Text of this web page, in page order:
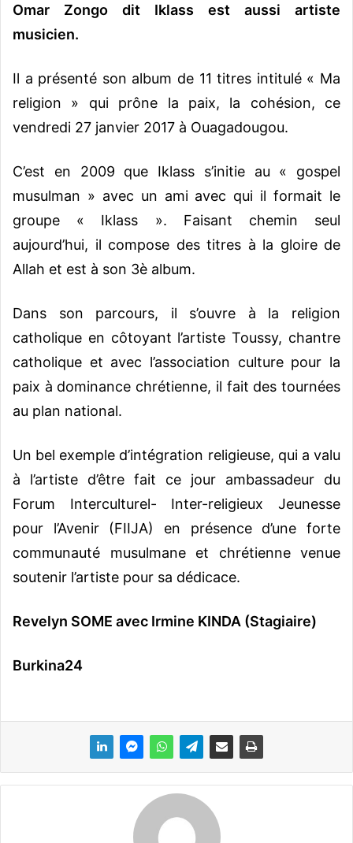
l
Omar Zongo dit Iklass est aussi artiste
musicien.
Il a présenté son album de 11 titres intitulé « Ma
religion » qui prône la paix, la cohésion, ce
vendredi 27 janvier 2017 à Ouagadougou.
C’est en 2009 que Iklass s’initie au « gospel
musulman » avec un ami avec qui il formait le
groupe « Iklass ». Faisant chemin seul
aujourd’hui, il compose des titres à la gloire de
Allah et est à son 3è album.
Dans son parcours, il s’ouvre à la religion
catholique en côtoyant l’artiste Toussy, chantre
catholique et avec l’association culture pour la
paix à dominance chrétienne, il fait des tournées
au plan national.
Un bel exemple d’intégration religieuse, qui a valu
à l’artiste d’être fait ce jour ambassadeur du
Forum Interculturel- Inter-religieux Jeunesse
pour l’Avenir (FIIJA) en présence d’une forte
communauté musulmane et chrétienne venue
soutenir l’artiste pour sa dédicace.
Revelyn SOME avec Irmine KINDA (Stagiaire)
Burkina24